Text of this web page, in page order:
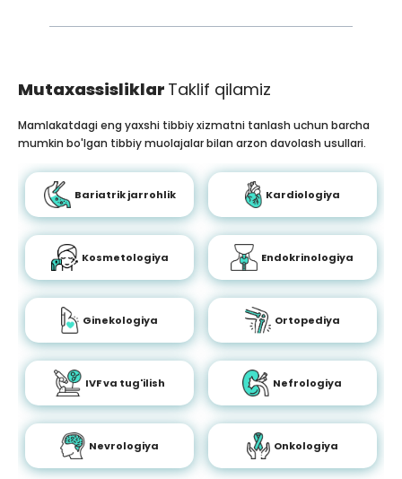
Mutaxassisliklar Taklif qilamiz
Mamlakatdagi eng yaxshi tibbiy xizmatni tanlash uchun barcha
mumkin bo'lgan tibbiy muolajalar bilan arzon davolash usullari.
Bariatrik jarrohlik Kardiologiya
Kosmetologiya Endokrinologiya
Ginekologiya Ortopediya
IVF va tug'ilish Nefrologiya
Nevrologiya Onkologiya